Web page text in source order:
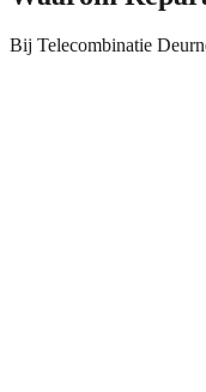
Bij Telecombinatie